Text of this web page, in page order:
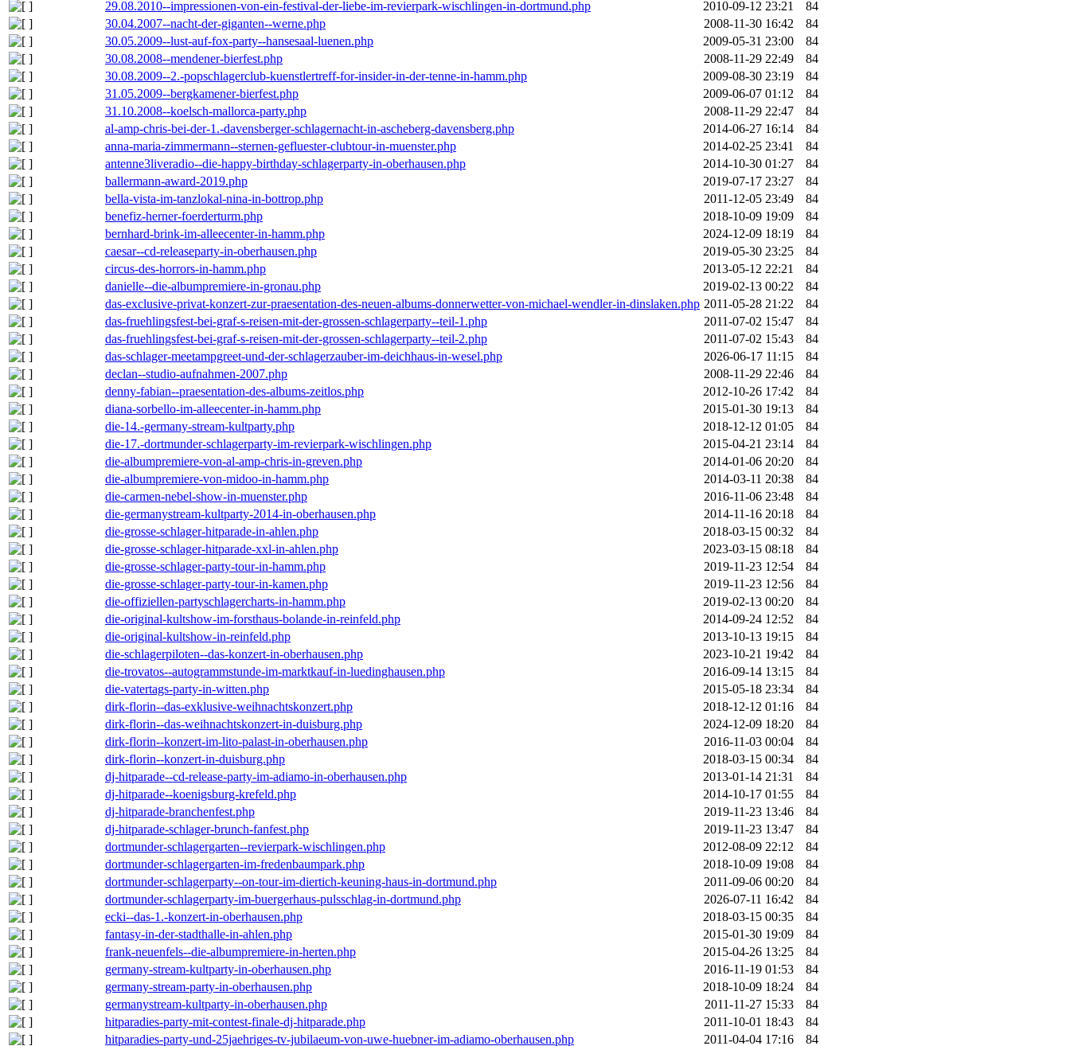
29.08.2010--impressionen-von-ein-festival-der-liebe-im-revierpark-wischlingen-in-dortmund.php
2010-09-12 23:21
84
30.04.2007--nacht-der-giganten--werne.php
2008-11-30 16:42
84
30.05.2009--lust-auf-fox-party--hansesaal-luenen.php
2009-05-31 23:00
84
30.08.2008--mendener-bierfest.php
2008-11-29 22:49
84
30.08.2009--2.-popschlagerclub-kuenstlertreff-for-insider-in-der-tenne-in-hamm.php
2009-08-30 23:19
84
31.05.2009--bergkamener-bierfest.php
2009-06-07 01:12
84
31.10.2008--koelsch-mallorca-party.php
2008-11-29 22:47
84
al-amp-chris-bei-der-1.-davensberger-schlagernacht-in-ascheberg-davensberg.php
2014-06-27 16:14
84
anna-maria-zimmermann--sternen-gefluester-clubtour-in-muenster.php
2014-02-25 23:41
84
antenne3liveradio--die-happy-birthday-schlagerparty-in-oberhausen.php
2014-10-30 01:27
84
ballermann-award-2019.php
2019-07-17 23:27
84
bella-vista-im-tanzlokal-nina-in-bottrop.php
2011-12-05 23:49
84
benefiz-herner-foerderturm.php
2018-10-09 19:09
84
bernhard-brink-im-alleecenter-in-hamm.php
2024-12-09 18:19
84
caesar--cd-releaseparty-in-oberhausen.php
2019-05-30 23:25
84
circus-des-horrors-in-hamm.php
2013-05-12 22:21
84
danielle--die-albumpremiere-in-gronau.php
2019-02-13 00:22
84
das-exclusive-privat-konzert-zur-praesentation-des-neuen-albums-donnerwetter-von-michael-wendler-in-dinslaken.php 2011-05-28 21:22
84
das-fruehlingsfest-bei-graf-s-reisen-mit-der-grossen-schlagerparty--teil-1.php
2011-07-02 15:47
84
das-fruehlingsfest-bei-graf-s-reisen-mit-der-grossen-schlagerparty--teil-2.php
2011-07-02 15:43
84
das-schlager-meetampgreet-und-der-schlagerzauber-im-deichhaus-in-wesel.php
2026-06-17 11:15
84
declan--studio-aufnahmen-2007.php
2008-11-29 22:46
84
denny-fabian--praesentation-des-albums-zeitlos.php
2012-10-26 17:42
84
diana-sorbello-im-alleecenter-in-hamm.php
2015-01-30 19:13
84
die-14.-germany-stream-kultparty.php
2018-12-12 01:05
84
die-17.-dortmunder-schlagerparty-im-revierpark-wischlingen.php
2015-04-21 23:14
84
die-albumpremiere-von-al-amp-chris-in-greven.php
2014-01-06 20:20
84
die-albumpremiere-von-midoo-in-hamm.php
2014-03-11 20:38
84
die-carmen-nebel-show-in-muenster.php
2016-11-06 23:48
84
die-germanystream-kultparty-2014-in-oberhausen.php
2014-11-16 20:18
84
die-grosse-schlager-hitparade-in-ahlen.php
2018-03-15 00:32
84
die-grosse-schlager-hitparade-xxl-in-ahlen.php
2023-03-15 08:18
84
die-grosse-schlager-party-tour-in-hamm.php
2019-11-23 12:54
84
die-grosse-schlager-party-tour-in-kamen.php
2019-11-23 12:56
84
die-offiziellen-partyschlagercharts-in-hamm.php
2019-02-13 00:20
84
die-original-kultshow-im-forsthaus-bolande-in-reinfeld.php
2014-09-24 12:52
84
die-original-kultshow-in-reinfeld.php
2013-10-13 19:15
84
die-schlagerpiloten--das-konzert-in-oberhausen.php
2023-10-21 19:42
84
die-trovatos--autogrammstunde-im-marktkauf-in-luedinghausen.php
2016-09-14 13:15
84
die-vatertags-party-in-witten.php
2015-05-18 23:34
84
dirk-florin--das-exklusive-weihnachtskonzert.php
2018-12-12 01:16
84
dirk-florin--das-weihnachtskonzert-in-duisburg.php
2024-12-09 18:20
84
dirk-florin--konzert-im-lito-palast-in-oberhausen.php
2016-11-03 00:04
84
dirk-florin--konzert-in-duisburg.php
2018-03-15 00:34
84
dj-hitparade--cd-release-party-im-adiamo-in-oberhausen.php
2013-01-14 21:31
84
dj-hitparade--koenigsburg-krefeld.php
2014-10-17 01:55
84
dj-hitparade-branchenfest.php
2019-11-23 13:46
84
dj-hitparade-schlager-brunch-fanfest.php
2019-11-23 13:47
84
dortmunder-schlagergarten--revierpark-wischlingen.php
2012-08-09 22:12
84
dortmunder-schlagergarten-im-fredenbaumpark.php
2018-10-09 19:08
84
dortmunder-schlagerparty--on-tour-im-diertich-keuning-haus-in-dortmund.php
2011-09-06 00:20
84
dortmunder-schlagerparty-im-buergerhaus-pulsschlag-in-dortmund.php
2026-07-11 16:42
84
ecki--das-1.-konzert-in-oberhausen.php
2018-03-15 00:35
84
fantasy-in-der-stadthalle-in-ahlen.php
2015-01-30 19:09
84
frank-neuenfels--die-albumpremiere-in-herten.php
2015-04-26 13:25
84
germany-stream-kultparty-in-oberhausen.php
2016-11-19 01:53
84
germany-stream-party-in-oberhausen.php
2018-10-09 18:24
84
germanystream-kultparty-in-oberhausen.php
2011-11-27 15:33
84
hitparadies-party-mit-contest-finale-dj-hitparade.php
2011-10-01 18:43
84
hitparadies-party-und-25jaehriges-tv-jubilaeum-von-uwe-huebner-im-adiamo-oberhausen.php
2011-04-04 17:16 84